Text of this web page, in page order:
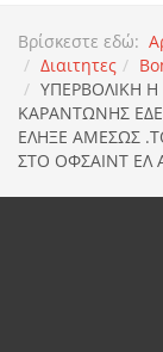
Βρίσκεστε εδώ:
Διαιτητες
ΥΠΕΡΒΟΛΙΚΗ
ΚΑΡΑΝΤΩΝΗΣ
ΕΛΗΞΕ ΑΜΕΣΩΣ
ΣΤΟ ΟΦΣΑΙΝΤ ΕΛ